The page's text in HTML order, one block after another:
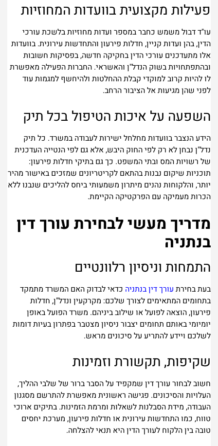
פעילות מקצועית בוועדות המחוזיות
עו"ד דבול משמש כחבר במספר ועדות מחוזיות בלשכת עורכי
הדין, בהן ועדות קניין, חדלות פירעון והתחדשות עירונית. בוועדות
אלו מתעדכנים עורכי הדין בחקיקה חדשה, בפסיקות חשובות
ובהתפתחויות בשוק הנדל"ן והאשראי. החברות הפעילה מאפשרת
לו להיות קרוב למוקדי קבלת ההחלטות ולהיחשף למגמות עוד
לפני שהן מגיעות אל הציבור הרחב.
השפעה על איכות הטיפול בכל תיק
הידע הנצבר בוועדות מחלחל ישירות לעבודה במשרד. כל תיק
נדל"ן נבחן לא רק לפי החוק היבש, אלא גם לפי הנטייה העדכנית
של רשויות המס ובתי המשפט. כך גם בתיקי חדלות פירעון:
תוכניות שיקום נבנות בהתאם לקריטריונים שמזכים באישור מהיר
יותר, והלקוחות נהנים מיתרון משמעותי ביחס להליכים שנבנו ללא
הכרות מעמיקה עם הפרקטיקה הקיימת.
מדריך מעשי לבחירת עורך דין
בנתניה
התמחות וניסיון רלוונטיים
בעת בחירת עורך דין בנתניה כדאי לבדוק האם המשרד מתמקד
בתחומים המתאימים לצורך שלכם: מקרקעין ונדל"ן, חדלות
פירעון, הוצאה לפועל או שילוב ביניהם. משרד הפועל באופן
יומיומי באותם תחומים יצבור ניסיון מצטבר בפתרון בעיות דומות
לשלכם ויידע להתריע על סיכונים מראש.
שקיפות, תקשורת וזמינות
חשוב לבחור עורך דין שמקפיד על הסבר ברור של שלבי ההליך,
העלויות והסיכונים. פגישה ראשונית מאפשרת להתרשם מסגנון
העבודה, מידת הסבלנות לשאלות ומרמת הזמינות. בתיקים ארוכי
טווח, כמו התחדשות עירונית או חדלות פירעון, מערכת יחסים
טובה בין הלקוח לעורך הדין היא תנאי להצלחה.